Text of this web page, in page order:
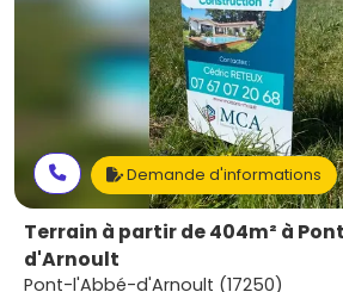
Demande d'informations
Terrain à partir de 404m² à
d'Arnoult
Pont-l'Abbé-d'Arnoult (17250)